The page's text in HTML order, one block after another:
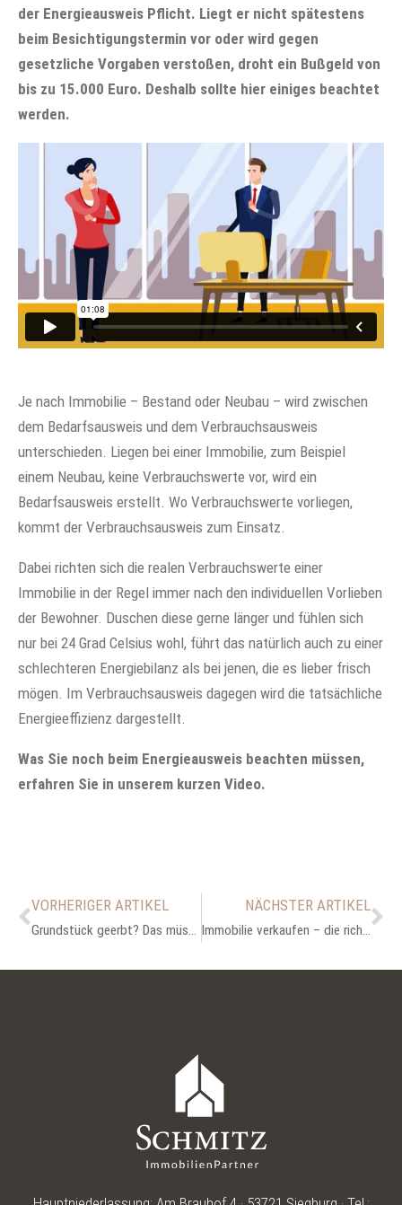
der Energieausweis Pflicht. Liegt er nicht spätestens
beim Besichtigungstermin vor oder wird gegen
gesetzliche Vorgaben verstoßen, droht ein Bußgeld von
bis zu 15.000 Euro. Deshalb sollte hier einiges beachtet
werden.
Je nach Immobilie – Bestand oder Neubau – wird zwischen
dem Bedarfsausweis und dem Verbrauchsausweis
unterschieden. Liegen bei einer Immobilie, zum Beispiel
einem Neubau, keine Verbrauchswerte vor, wird ein
Bedarfsausweis erstellt. Wo Verbrauchswerte vorliegen,
kommt der Verbrauchsausweis zum Einsatz.
Dabei richten sich die realen Verbrauchswerte einer
Immobilie in der Regel immer nach den individuellen Vorlieben
der Bewohner. Duschen diese gerne länger und fühlen sich
nur bei 24 Grad Celsius wohl, führt das natürlich auch zu einer
schlechteren Energiebilanz als bei jenen, die es lieber frisch
mögen. Im Verbrauchsausweis dagegen wird die tatsächliche
Energieeffizienz dargestellt.
Was Sie noch beim Energieausweis beachten müssen,
erfahren Sie in unserem kurzen Video.
VORHERIGER ARTIKEL
Grundstück geerbt? Das müssen Sie 2022 beachten
NÄCHSTER ARTIKEL
Immobilie verkaufen – die richtige Zeit abwarten?